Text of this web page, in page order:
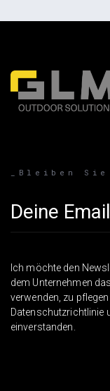
_Bleiben
Email address
Ich möchte den
dem Unternehmen
verwenden, zu
Datenschutzrichtlinie
einverstanden.